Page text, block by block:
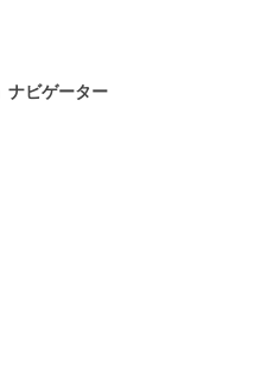
ナビゲーター